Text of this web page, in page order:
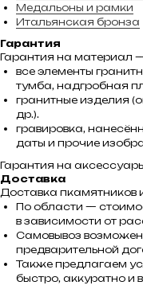
Медальоны и рамки
Итальянская бронза
Гарантия
Гарантия на материал
все элементы
тумба, надгробная
гранитные изделия
др.).
гравировка,
даты и прочие
Гарантия на
Доставка
Доставка пкамятников
По области —
в зависимости от
Самовывоз
предварительной
Также предлагаем
быстро, аккуратно и